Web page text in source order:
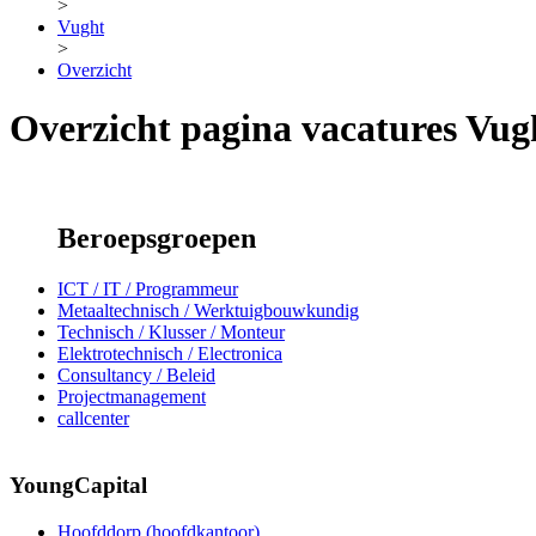
>
Vught
>
Overzicht
Overzicht pagina vacatures
Beroepsgroepen
ICT / IT / Programmeur
Metaaltechnisch / Werktuigbouwkundig
Technisch / Klusser / Monteur
Elektrotechnisch / Electronica
Consultancy / Beleid
Projectmanagement
callcenter
YoungCapital